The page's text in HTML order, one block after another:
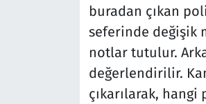
buradan çıkan
seferinde değişik
notlar tutulur.
değerlendirilir.
çıkarılarak, hangi